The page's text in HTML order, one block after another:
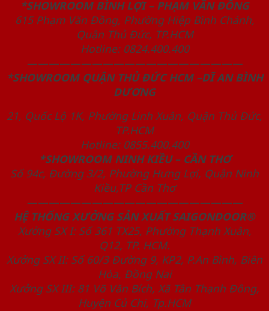
*SHOWROOM BÌNH LỢI – PHẠM VĂN ĐỒNG
615 Phạm Văn Đồng, Phường Hiệp Bình Chánh,
Quận Thủ Đức, TP.HCM
Hotline: 0824.400.400
————————————————————
*SHOWROOM QUẬN THỦ ĐỨC HCM –DĨ AN BÌNH
DƯƠNG
21, Quốc Lộ 1K, Phường Linh Xuân, Quận Thủ Đức,
TP.HCM
Hotline: 0855.400.400
*SHOWROOM NINH KIỀU – CẦN THƠ
Số 94c, Đường 3/2, Phường Hưng Lợi, Quận Ninh
Kiều,TP Cần Thơ
————————————————————
HỆ THỐNG XƯỞNG SẢN XUẤT SAIGONDOOR®
Xưởng SX I: Số 361 TX25, Phường Thạnh Xuân,
Q12, TP. HCM.
Xưởng SX II: Số 60/3 Đường 9, KP2, P.An Bình, Biên
Hòa, Đồng Nai
Xưởng SX III: 81 Võ Văn Bích, Xã Tân Thạnh Đông,
Huyện Củ Chi, Tp.HCM